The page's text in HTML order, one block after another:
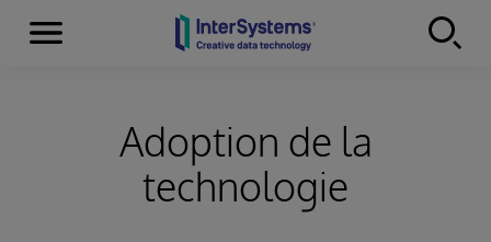
Skip to content
Menu
Adoption de la
technologie